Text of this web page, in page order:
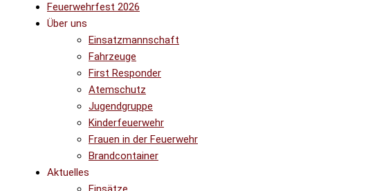
Feuerwehrfest 2026
Über uns
Einsatzmannschaft
Fahrzeuge
First Responder
Atemschutz
Jugendgruppe
Kinderfeuerwehr
Frauen in der Feuerwehr
Brandcontainer
Aktuelles